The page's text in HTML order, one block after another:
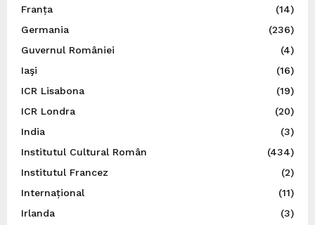
Franța
(14)
Germania
(236)
Guvernul României
(4)
Iaşi
(16)
ICR Lisabona
(19)
ICR Londra
(20)
India
(3)
Institutul Cultural Român
(434)
Institutul Francez
(2)
Internațional
(11)
Irlanda
(3)